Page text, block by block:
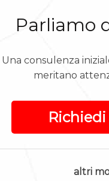
Parliamo
Una consulenza
meritano
altri